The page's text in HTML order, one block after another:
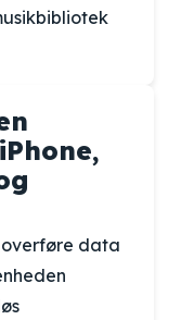
overføre data